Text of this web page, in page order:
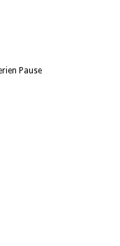
Pause